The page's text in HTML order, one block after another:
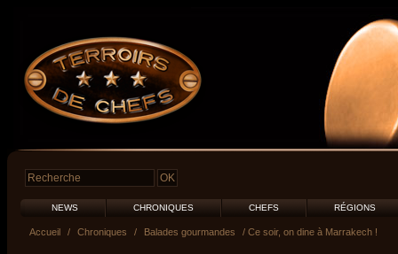
NEWS CHRONIQUES CHEFS RÉGIONS
Accueil / Chroniques / Balades gourmandes / Ce soir, on dine à Marrakech !